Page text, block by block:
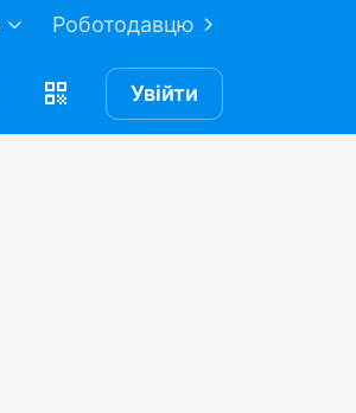
Роботодавцю
Увійти